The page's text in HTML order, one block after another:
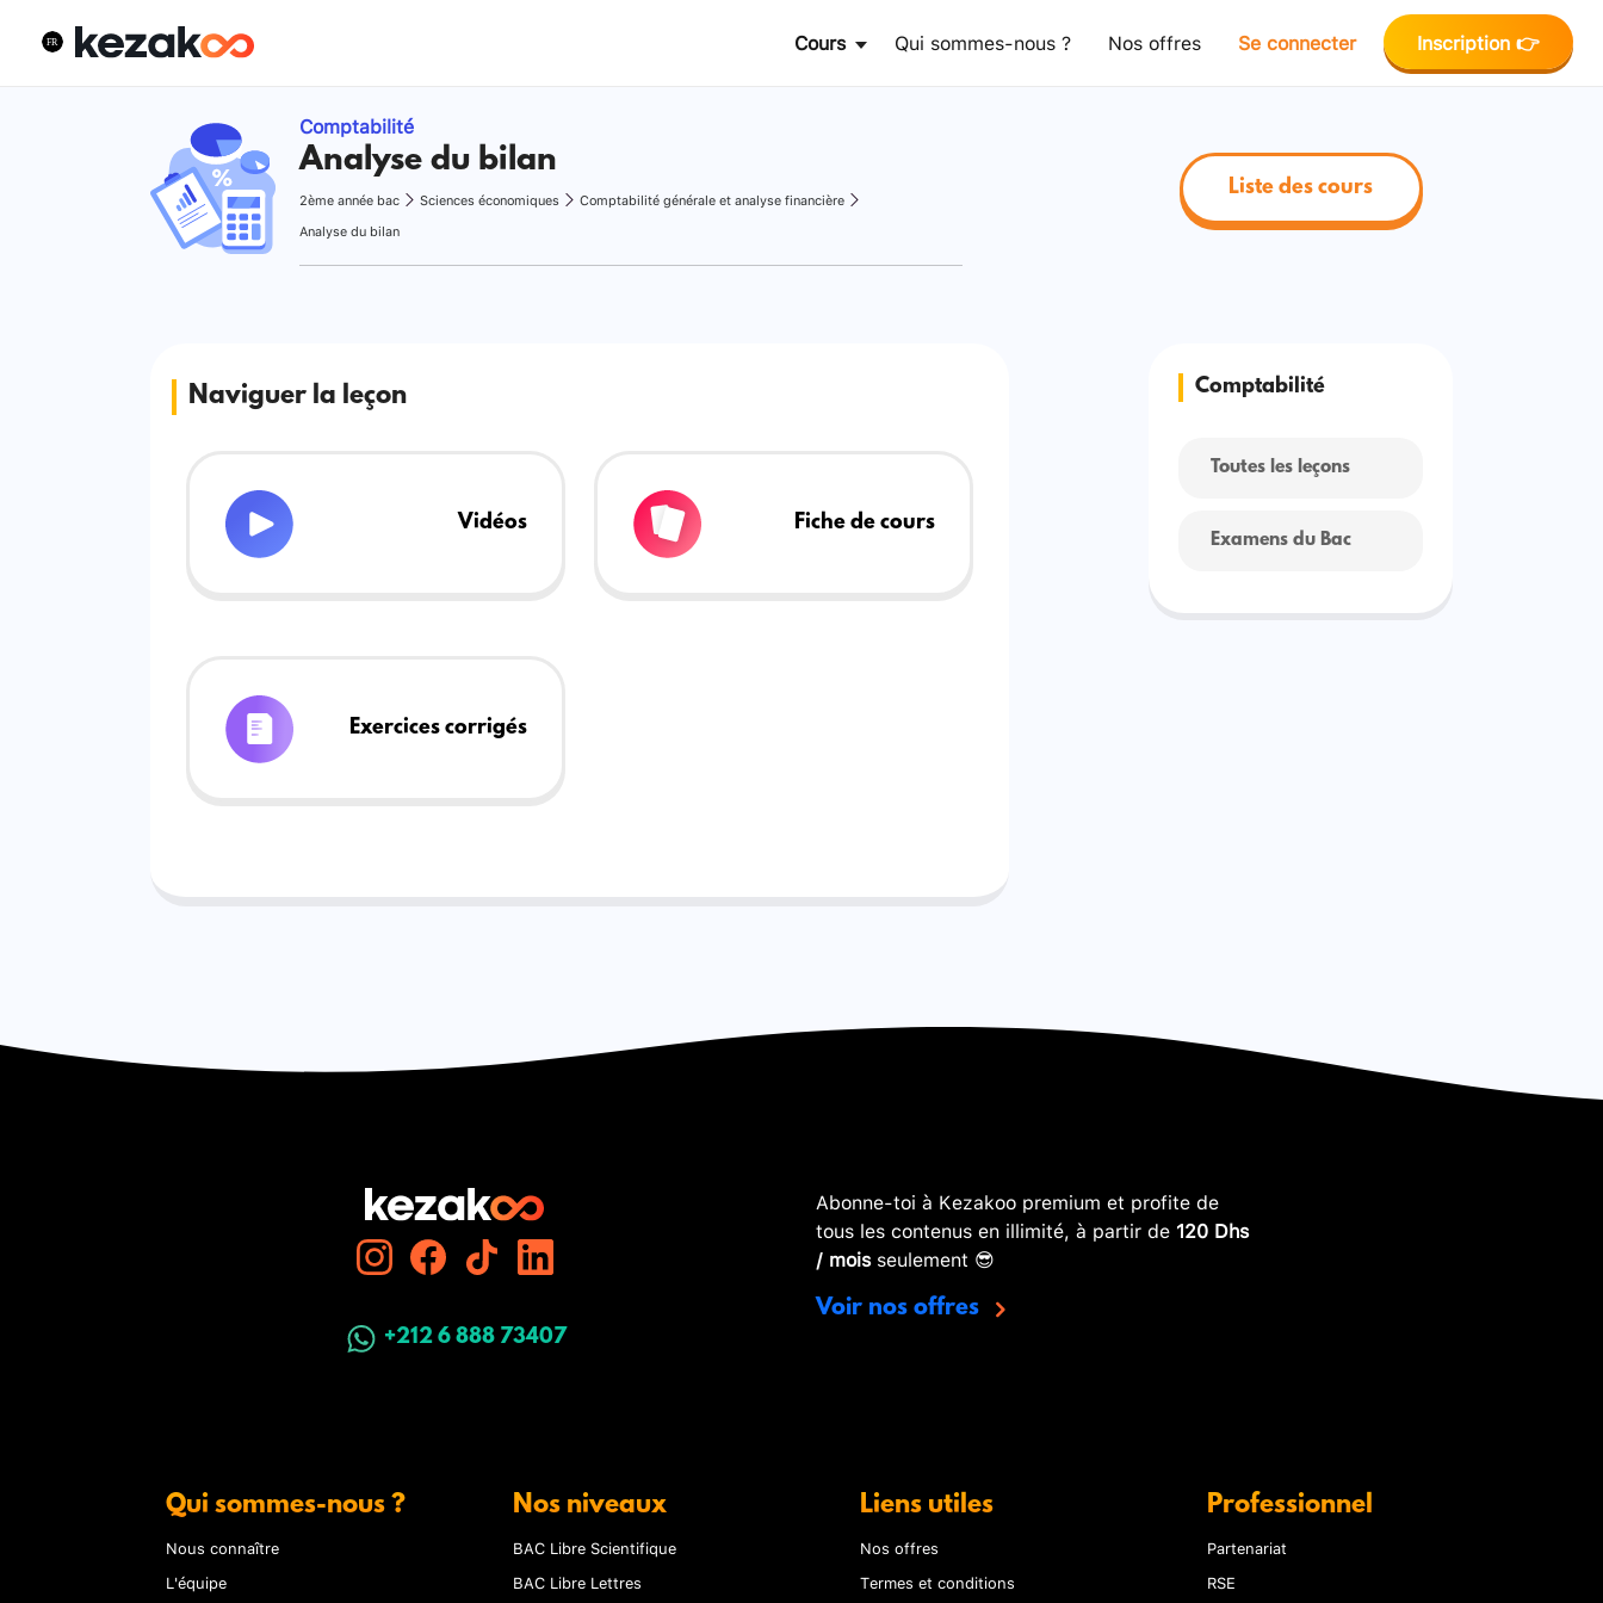
Cours Qui sommes-nous ? Nos offres Se connecter Inscription 👉
Comptabilité
Analyse du bilan
2ème année bac Sciences économiques
Comptabilité générale et analyse financière
Analyse du bilan
Liste des cours
Naviguer la leçon
Vidéos Fiche de cours
Exercices corrigés
Comptabilité
Toutes les leçons
Examens du Bac
+212 6 888 73407
Abonne-toi à Kezakoo premium et profite de
tous les contenus en illimité, à partir de 120 Dhs
/ moisseulement 😎
Voir nos offres
Qui sommes-nous ?
Nous connaître
L'équipe
Nos niveaux
BAC Libre Scientifique
BAC Libre Lettres
Liens utiles
Nos offres
Termes et conditions
Professionnel
Partenariat
RSE